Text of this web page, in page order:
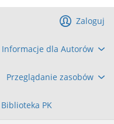
Informacje dla Autorów
Przeglądanie zasobów
Biblioteka PK
Zaloguj